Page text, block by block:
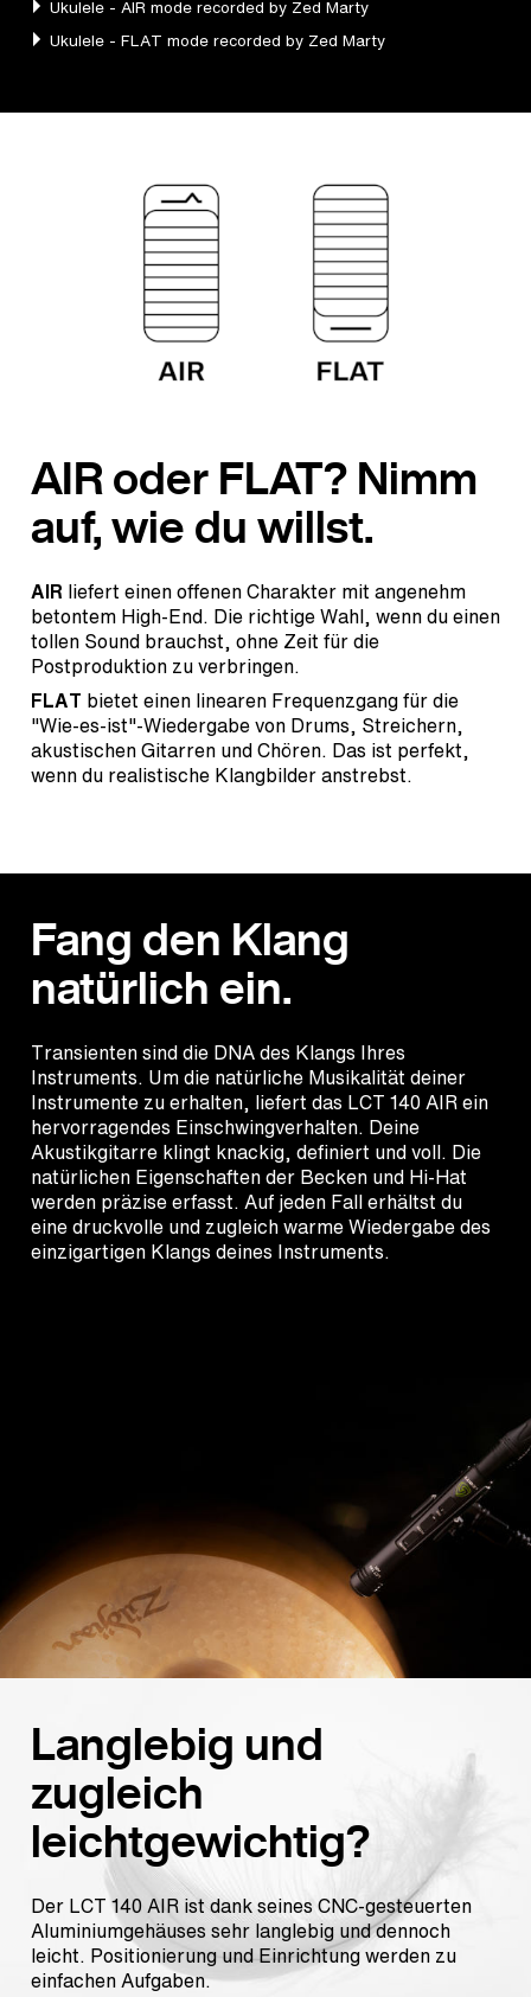
AIR oder FLAT? Nimm
auf, wie du willst.
AIR liefert einen offenen Charakter mit angenehm
betontem High-End. Die richtige Wahl, wenn du einen
tollen Sound brauchst, ohne Zeit für die
Postproduktion zu verbringen.
FLAT bietet einen linearen Frequenzgang für die
"Wie-es-ist"-Wiedergabe von Drums, Streichern,
akustischen Gitarren und Chören. Das ist perfekt,
wenn du realistische Klangbilder anstrebst.
Fang den Klang
natürlich ein.
Transienten sind die DNA des Klangs Ihres
Instruments. Um die natürliche Musikalität deiner
Instrumente zu erhalten, liefert das LCT 140 AIR ein
hervorragendes Einschwingverhalten. Deine
Akustikgitarre klingt knackig, definiert und voll. Die
natürlichen Eigenschaften der Becken und Hi-Hat
werden präzise erfasst. Auf jeden Fall erhältst du
eine druckvolle und zugleich warme Wiedergabe des
einzigartigen Klangs deines Instruments.
Langlebig und
zugleich
leichtgewichtig?
Der LCT 140 AIR ist dank seines CNC-gesteuerten
Aluminiumgehäuses sehr langlebig und dennoch
leicht. Positionierung und Einrichtung werden zu
einfachen Aufgaben.